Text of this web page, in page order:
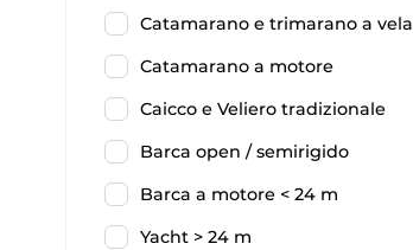
Catamarano e trimarano a vela
Catamarano a motore
Caicco e Veliero tradizionale
Barca open / semirigido
Barca a motore < 24 m
Yacht > 24 m